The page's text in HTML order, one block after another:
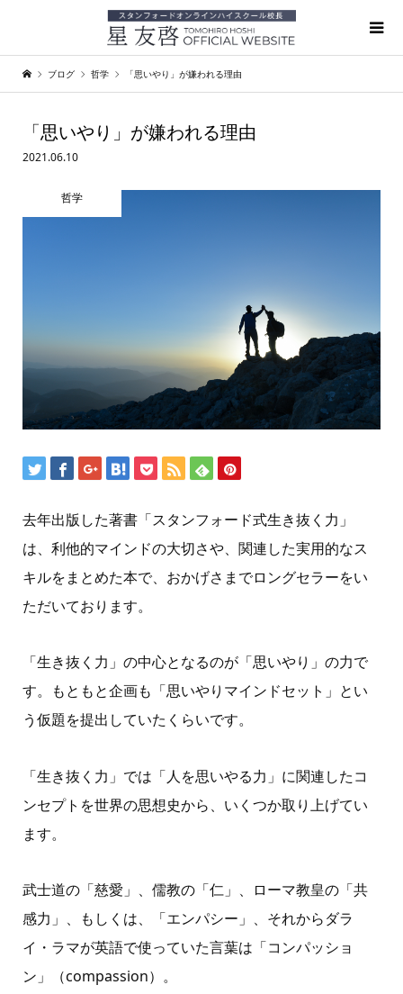
ブログ 哲学 「思いやり」が嫌われる理由
「思いやり」が嫌われる理由
2021.06.10
哲学
去年出版した著書「スタンフォード式生き抜く力」
は、利他的マインドの大切さや、関連した実用的なス
キルをまとめた本で、おかげさまでロングセラーをい
ただいております。
「生き抜く力」の中心となるのが「思いやり」の力で
す。もともと企画も「思いやりマインドセット」とい
う仮題を提出していたくらいです。
「生き抜く力」では「人を思いやる力」に関連したコ
ンセプトを世界の思想史から、いくつか取り上げてい
ます。
武士道の「慈愛」、儒教の「仁」、ローマ教皇の「共
感力」、もしくは、「エンパシー」、それからダラ
イ・ラマが英語で使っていた言葉は「コンパッショ
ン」（compassion）。